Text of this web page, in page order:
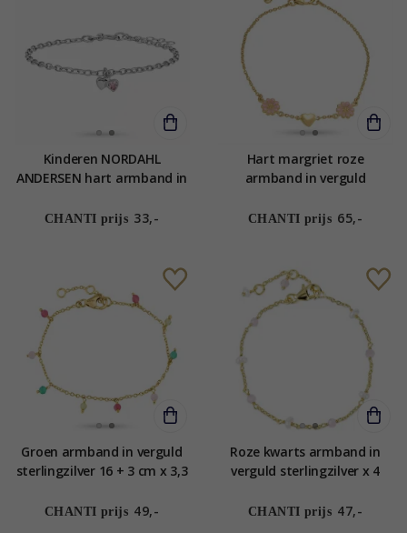
Kinderen NORDAHL
ANDERSEN hart armband in
zirkoon
CHANTI prijs 33,-
Hart margriet roze
armband in verguld
CHANTI prijs 65,-
Groen armband in verguld
sterlingzilver 16 + 3 cm x 3,3
CHANTI prijs 49,-
Roze kwarts armband in
verguld sterlingzilver x 4
CHANTI prijs 47,-